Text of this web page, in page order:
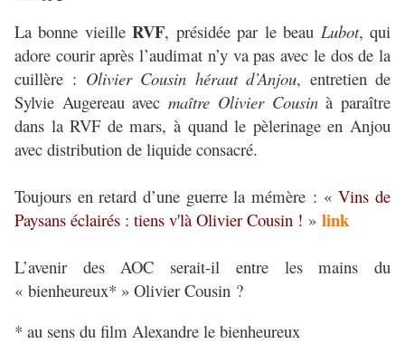
La bonne vieilleRVF, présidée par le beau Lubot, qui
adore courir après l’audimat n’y va pas avec le dos de la
cuillère : Olivier Cousin héraut d’Anjou, entretien de
Sylvie Augereau avecmaître Olivier Cousinà paraître
dans la RVF de mars, à quand le pèlerinage en Anjou
avec distribution de liquide consacré.
Toujours en retard d’une guerre la mémère : «Vins de
Paysans éclairés : tiens v'là Olivier Cousin ! » link
L’avenir des AOC serait-il entre les mains du
« bienheureux* » Olivier Cousin ?
* au sens du film Alexandre le bienheureux